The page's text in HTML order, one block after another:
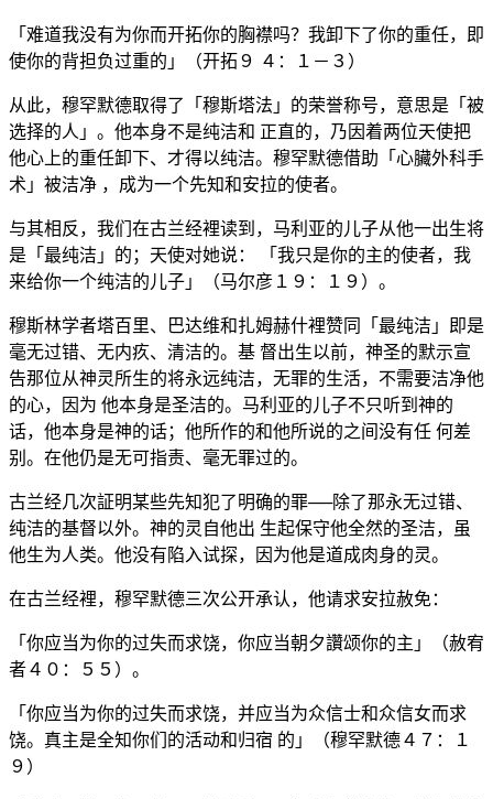
「难道我没有为你而开拓你的胸襟吗？我卸下了你的重任，即
使你的背担负过重的」（开拓９ ４：１－３）
从此，穆罕默德取得了「穆斯塔法」的荣誉称号，意思是「被
选择的人」。他本身不是纯洁和 正直的，乃因着两位天使把
他心上的重任卸下、才得以纯洁。穆罕默德借助「心臟外科手
术」被洁净 ，成为一个先知和安拉的使者。
与其相反，我们在古兰经裡读到，马利亚的儿子从他一出生将
是「最纯洁」的；天使对她说： 「我只是你的主的使者，我
来给你一个纯洁的儿子」（马尔彦１９：１９）。
穆斯林学者塔百里、巴达维和扎姆赫什裡赞同「最纯洁」即是
毫无过错、无内疚、清洁的。基 督出生以前，神圣的默示宣
告那位从神灵所生的将永远纯洁，无罪的生活，不需要洁净他
的心，因为 他本身是圣洁的。马利亚的儿子不只听到神的
话，他本身是神的话；他所作的和他所说的之间没有任 何差
别。在他仍是无可指责、毫无罪过的。
古兰经几次証明某些先知犯了明确的罪──除了那永无过错、
纯洁的基督以外。神的灵自他出 生起保守他全然的圣洁，虽
他生为人类。他没有陷入试探，因为他是道成肉身的灵。
在古兰经裡，穆罕默德三次公开承认，他请求安拉赦免：
「你应当为你的过失而求饶，你应当朝夕讚颂你的主」（赦宥
者４０：５５）。
「你应当为你的过失而求饶，并应当为众信士和众信女而求
饶。真主是全知你们的活动和归宿 的」（穆罕默德４７：１
９）